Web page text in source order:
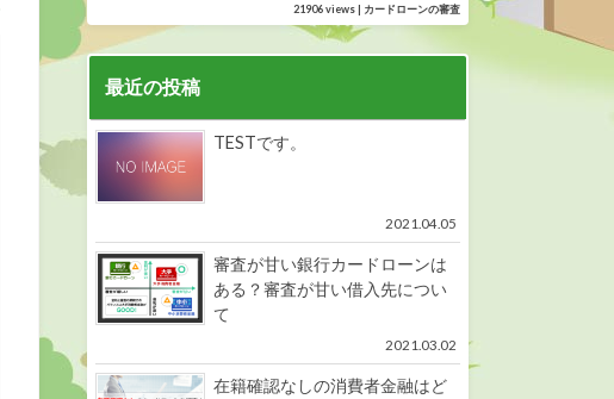
21906 views| カードローンの審査
最近の投稿
TESTです。
2021.04.05
審査が甘い銀行カードローンは
ある？審査が甘い借入先につい
て
2021.03.02
在籍確認なしの消費者金融はど